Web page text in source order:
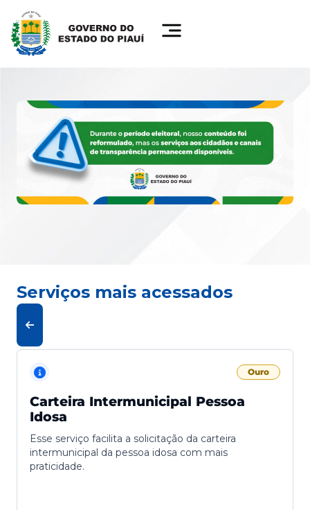
Serviços mais acessados
Ouro
Carteira Intermunicipal Pessoa
Idosa
Esse serviço facilita a solicitação da carteira
intermunicipal da pessoa idosa com mais
praticidade.